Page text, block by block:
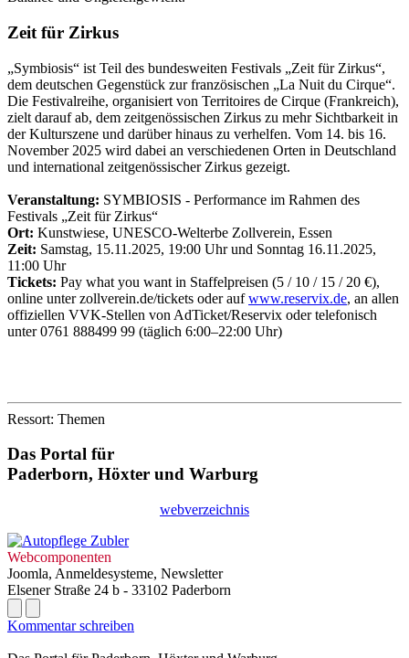
Zeit für Zirkus
„Symbiosis“ ist Teil des bundesweiten Festivals „Zeit für Zirkus“,
dem deutschen Gegenstück zur französischen „La Nuit du Cirque“.
Die Festivalreihe, organisiert von Territoires de Cirque (Frankreich),
zielt darauf ab, dem zeitgenössischen Zirkus zu mehr Sichtbarkeit in
der Kulturszene und darüber hinaus zu verhelfen. Vom 14. bis 16.
November 2025 wird dabei an verschiedenen Orten in Deutschland
und international zeitgenössischer Zirkus gezeigt.
Veranstaltung: SYMBIOSIS - Performance im Rahmen des
Festivals „Zeit für Zirkus“
Ort: Kunstwiese, UNESCO-Welterbe Zollverein, Essen
Zeit: Samstag, 15.11.2025, 19:00 Uhr und Sonntag 16.11.2025,
11:00 Uhr
Tickets: Pay what you want in Staffelpreisen (5 / 10 / 15 / 20 €),
online unter zollverein.de/tickets oder aufwww.reservix.de, an allen
offiziellen VVK-Stellen von AdTicket/Reservix oder telefonisch
unter 0761 888499 99 (täglich 6:00–22:00 Uhr)
Ressort: Themen
Das Portal für
Paderborn, Höxter und Warburg
webverzeichnis
Webcomponenten
Joomla, Anmeldesysteme, Newsletter
Elsener Straße 24 b - 33102 Paderborn
Kommentar schreiben